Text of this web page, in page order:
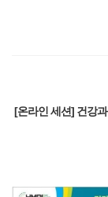
[온라인 세션] 건강